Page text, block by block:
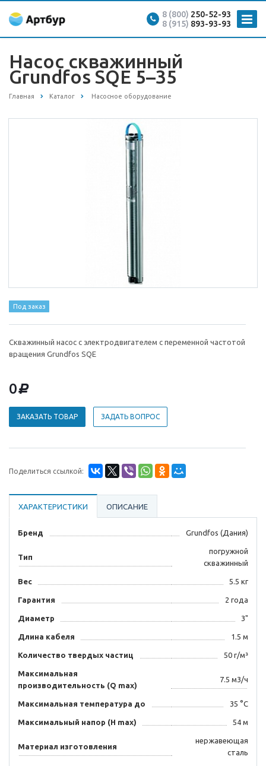
8 (800) 250-52-93
8 (915) 893-93-93
Насос скважинный
Grundfos SQE 5–35
Главная Каталог Насосное оборудование
Под заказ
Скважинный насос с электродвигателем с переменной частотой
вращения Grundfos SQE
0d
ЗАКАЗАТЬ ТОВАР ЗАДАТЬ ВОПРОС
Поделиться ссылкой:
ХАРАКТЕРИСТИКИ ОПИСАНИЕ
Бренд Grundfos (Дания)
Тип
погружной
скважинный
Вес 5.5 кг
Гарантия 2 года
Диаметр 3"
Длина кабеля 1.5 м
Количество твердых частиц 50 г/м³
Максимальная
производительность (Q max)
7.5 м3/ч
Максимальная температура до 35 °C
Максимальный напор (H max) 54 м
Материал изготовления
нержавеющая
сталь